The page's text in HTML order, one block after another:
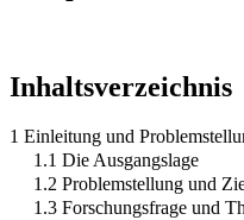
Inhaltsverzeichnis
1 Einleitung und
1.1 Die Ausgangslage
1.2 Problemstellung und
1.3 Forschungsfrage und